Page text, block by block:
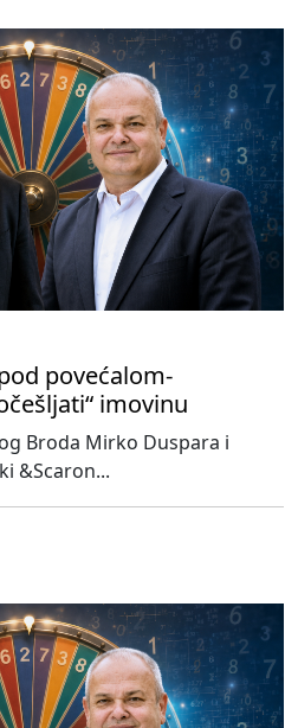
povećalom-
imovinu
Broda Mirko Duspara i
&Scaron...